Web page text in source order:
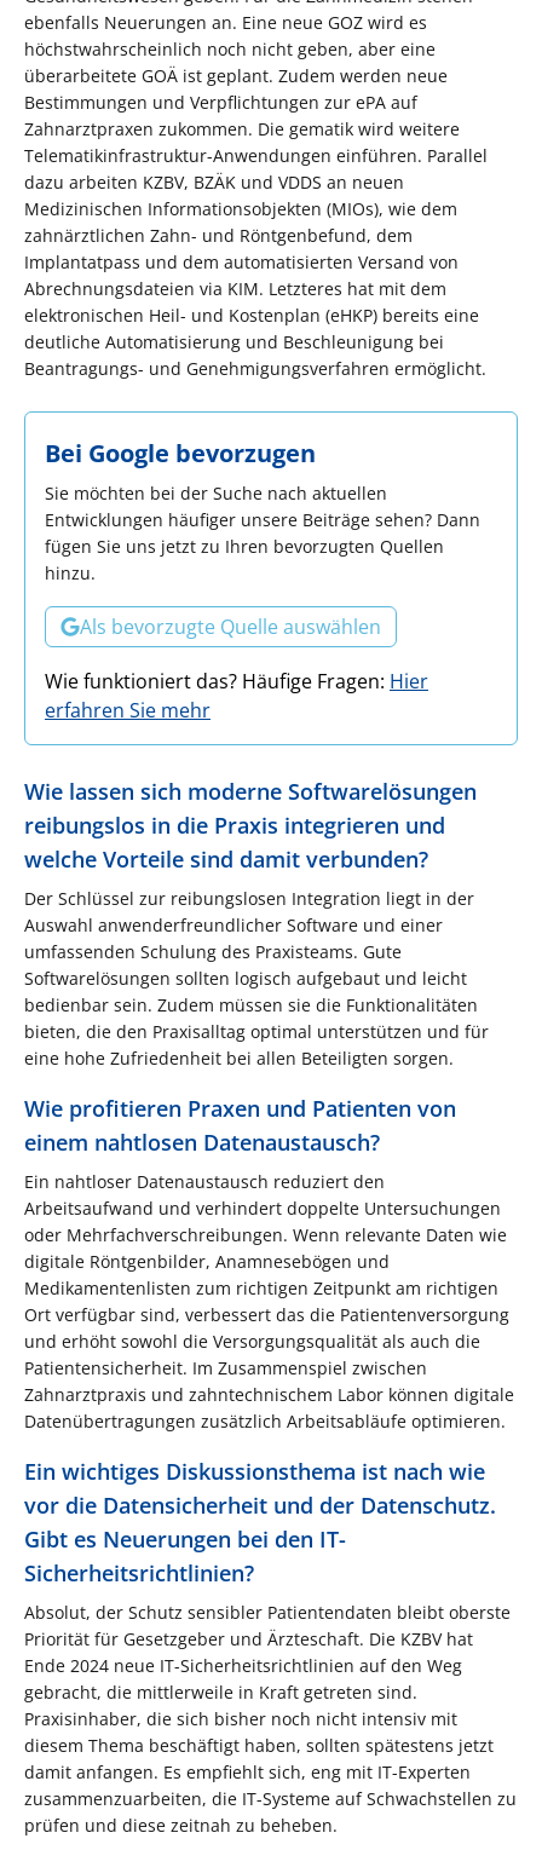
ebenfalls Neuerungen an. Eine neue GOZ wird es
höchstwahrscheinlich noch nicht geben, aber eine
überarbeitete GOÄ ist geplant. Zudem werden neue
Bestimmungen und Verpflichtungen zur ePA auf
Zahnarztpraxen zukommen. Die gematik wird weitere
Telematikinfrastruktur-Anwendungen einführen. Parallel
dazu arbeiten KZBV, BZÄK und VDDS an neuen
Medizinischen Informationsobjekten (MIOs), wie dem
zahnärztlichen Zahn- und Röntgenbefund, dem
Implantatpass und dem automatisierten Versand von
Abrechnungsdateien via KIM. Letzteres hat mit dem
elektronischen Heil- und Kostenplan (eHKP) bereits eine
deutliche Automatisierung und Beschleunigung bei
Beantragungs- und Genehmigungsverfahren ermöglicht.
Bei Google bevorzugen
Sie möchten bei der Suche nach aktuellen
Entwicklungen häufiger unsere Beiträge sehen? Dann
fügen Sie uns jetzt zu Ihren bevorzugten Quellen
hinzu.
Als bevorzugte Quelle auswählen
Wie funktioniert das? Häufige Fragen: Hier
erfahren Sie mehr
Wie lassen sich moderne Softwarelösungen
reibungslos in die Praxis integrieren und
welche Vorteile sind damit verbunden?
Der Schlüssel zur reibungslosen Integration liegt in der
Auswahl anwenderfreundlicher Software und einer
umfassenden Schulung des Praxisteams. Gute
Softwarelösungen sollten logisch aufgebaut und leicht
bedienbar sein. Zudem müssen sie die Funktionalitäten
bieten, die den Praxisalltag optimal unterstützen und für
eine hohe Zufriedenheit bei allen Beteiligten sorgen.
Wie profitieren Praxen und Patienten von
einem nahtlosen Datenaustausch?
Ein nahtloser Datenaustausch reduziert den
Arbeitsaufwand und verhindert doppelte Untersuchungen
oder Mehrfachverschreibungen. Wenn relevante Daten wie
digitale Röntgenbilder, Anamnesebögen und
Medikamentenlisten zum richtigen Zeitpunkt am richtigen
Ort verfügbar sind, verbessert das die Patientenversorgung
und erhöht sowohl die Versorgungsqualität als auch die
Patientensicherheit. Im Zusammenspiel zwischen
Zahnarztpraxis und zahntechnischem Labor können digitale
Datenübertragungen zusätzlich Arbeitsabläufe optimieren.
Ein wichtiges Diskussionsthema ist nach wie
vor die Datensicherheit und der Datenschutz.
Gibt es Neuerungen bei den IT-
Sicherheitsrichtlinien?
Absolut, der Schutz sensibler Patientendaten bleibt oberste
Priorität für Gesetzgeber und Ärzteschaft. Die KZBV hat
Ende 2024 neue IT-Sicherheitsrichtlinien auf den Weg
gebracht, die mittlerweile in Kraft getreten sind.
Praxisinhaber, die sich bisher noch nicht intensiv mit
diesem Thema beschäftigt haben, sollten spätestens jetzt
damit anfangen. Es empfiehlt sich, eng mit IT-Experten
zusammenzuarbeiten, die IT-Systeme auf Schwachstellen zu
prüfen und diese zeitnah zu beheben.